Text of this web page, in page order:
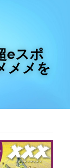
eスポ
メメを